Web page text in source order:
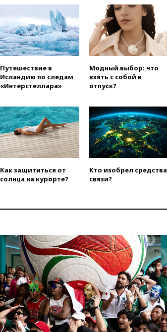
потратят 400 млн долларов на
противодроновые лазеры
вчера, 15:48Reuters:
европейский аналог Starlink
IRIS2 может появиться в 2029
году
вчера, 15:46«Росатом»
возвращает специалистов в
Иран на АЭС «Бушер»
вчера, 15:15В Москве
арестованы два руководителя
производителя БПЛА
вчера, 14:50Лионель Месси
прибыл в Росарио на
похороны своего отца
вчера, 14:14 Китай объявил
высший уровень опасности из-
вчера, 13:13Число жертв
атаки БПЛА на Белгород
выросло до пяти
вчера, 13:09Беспилотная
опасность объявлена в
Московской области
вчера, 12:48На фоне угрозы
БПЛА приостановил работу
аэропорт Калуги
Путешествие в
Исландию по следам
«Интерстеллара»
Модный выбор: что
взять с собой в
отпуск?
Как защититься от
солнца на курорте?
Кто изобрел средства
связи?